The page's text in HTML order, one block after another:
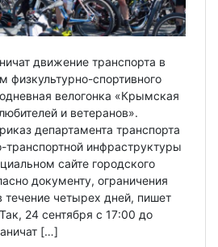
движение транспорта в
физкультурно-спортивного
велогонка «Крымская
и ветеранов».
департамента транспорта
транспортной инфраструктуры
сайте городского
документу, ограничения
течение четырех дней, пишет
24 сентября с 17:00 до
[…]